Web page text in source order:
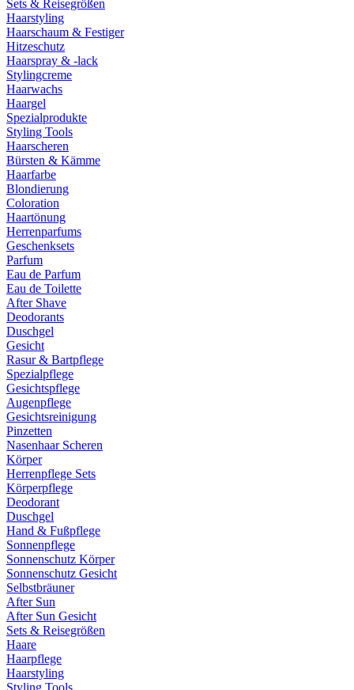
Sets & Reisegrößen
Haarstyling
Haarschaum & Festiger
Hitzeschutz
Haarspray & -lack
Stylingcreme
Haarwachs
Haargel
Spezialprodukte
Styling Tools
Haarscheren
Bürsten & Kämme
Haarfarbe
Blondierung
Coloration
Haartönung
Herrenparfums
Geschenksets
Parfum
Eau de Parfum
Eau de Toilette
After Shave
Deodorants
Duschgel
Gesicht
Rasur & Bartpflege
Spezialpflege
Gesichtspflege
Augenpflege
Gesichtsreinigung
Pinzetten
Nasenhaar Scheren
Körper
Herrenpflege Sets
Körperpflege
Deodorant
Duschgel
Hand & Fußpflege
Sonnenpflege
Sonnenschutz Körper
Sonnenschutz Gesicht
Selbstbräuner
After Sun
After Sun Gesicht
Sets & Reisegrößen
Haare
Haarpflege
Haarstyling
Styling Tools